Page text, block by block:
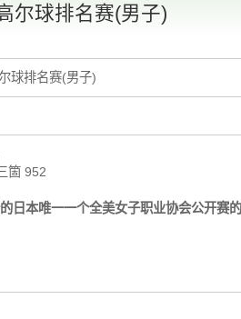
尔球排名赛(男子)
球排名赛(男子)
箇 952
日本唯一一个全美女子职业协会公开赛